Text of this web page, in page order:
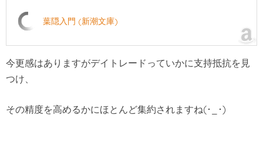
葉隠入門 (新潮文庫)
今更感はありますがデイトレードっていかに支持抵抗を見
つけ、
その精度を高めるかにほとんど集約されますね(･_･)